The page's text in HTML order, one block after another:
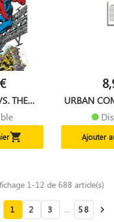
THE

URBAN
Ajouter
1-12 de 688 article(s)
1 2 3 … 58 